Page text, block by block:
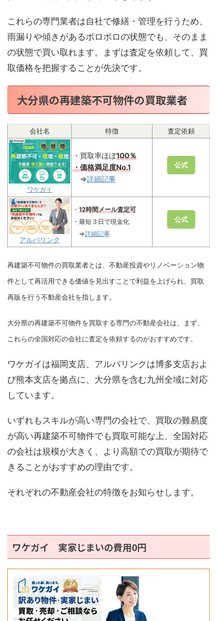
これらの専門業者は自社で修繕・管理を行うため、
雨漏りや傾きがあるボロボロの状態でも、そのまま
の状態で買い取れます。まずは査定を依頼して、買
取価格を把握することが先決です。
大分県の再建築不可物件の買取業者
会社名 特徴 査定依頼
ワケガイ
・買取率ほぼ100％
・価格満足度No.1
⇒詳細記事
公式
アルバリンク
・ 12時間メール査定可
・最短３日で現金化
⇒詳細記事
公式
再建築不可物件の買取業者とは、不動産投資やリノベーション物
件として再活用できる価値を見出すことで利益を上げられ、買取
再販を行う不動産会社を指します。
大分県の再建築不可物件を買取する専門の不動産会社は、まず、
これらの全国対応の会社に査定を依頼するのがおすすめです。
ワケガイは福岡支店、アルバリンクは博多支店およ
び熊本支店を拠点に、大分県を含む九州全域に対応
しています。
いずれもスキルが高い専門の会社で、買取の難易度
が高い再建築不可物件でも買取可能な上、全国対応
の会社は規模が大きく、より高額での買取が期待で
きることがおすすめの理由です。
それぞれの不動産会社の特徴をお知らせします。
ワケガイ 実家じまいの費用0円